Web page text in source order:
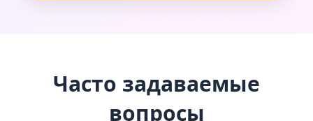
Часто задаваемые
вопросы